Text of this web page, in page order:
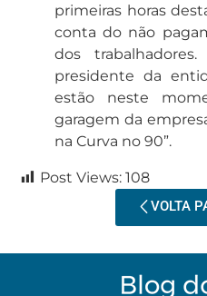
primeiras horas
conta do não
dos
presidente da
estão neste
garagem da
na Curva no 90”.
Post Views: 108
VOLTA